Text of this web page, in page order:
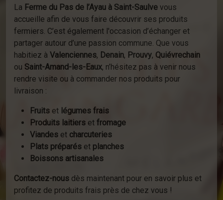
La Ferme du Pas de l’Ayau à Saint-Saulve vous
accueille afin de vous faire découvrir ses produits
fermiers. C’est également l'occasion d’échanger et
partager autour d’une passion commune. Que vous
habitiez à Valenciennes, Denain, Prouvy, Quiévrechain
ou Saint-Amand-les-Eaux, n’hésitez pas à venir nous
rendre visite ou à commander nos produits pour
livraison :
Fruits et légumes frais
Produits laitiers et fromage
Viandes et charcuteries
Plats préparés et planches
Boissons artisanales
Contactez-nous dès maintenant pour en savoir plus et
profitez de produits frais près de chez vous !